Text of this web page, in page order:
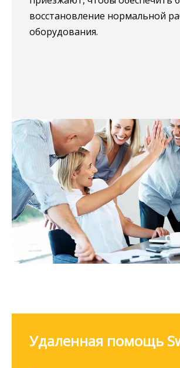
восстановление нормальной
оборудования.​​​​​​​
Удаленная помощь